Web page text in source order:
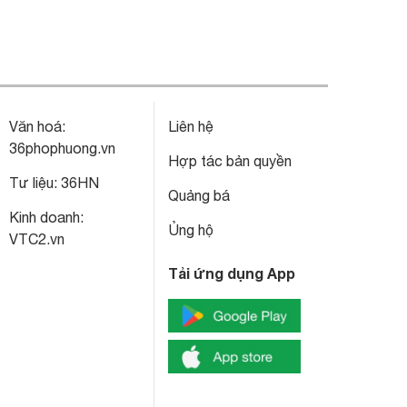
Văn hoá:
36phophuong.vn
Tư liệu: 36HN
Kinh doanh:
VTC2.vn
Liên hệ
Hợp tác bản quyền
Quảng bá
Ủng hộ
Tải ứng dụng App